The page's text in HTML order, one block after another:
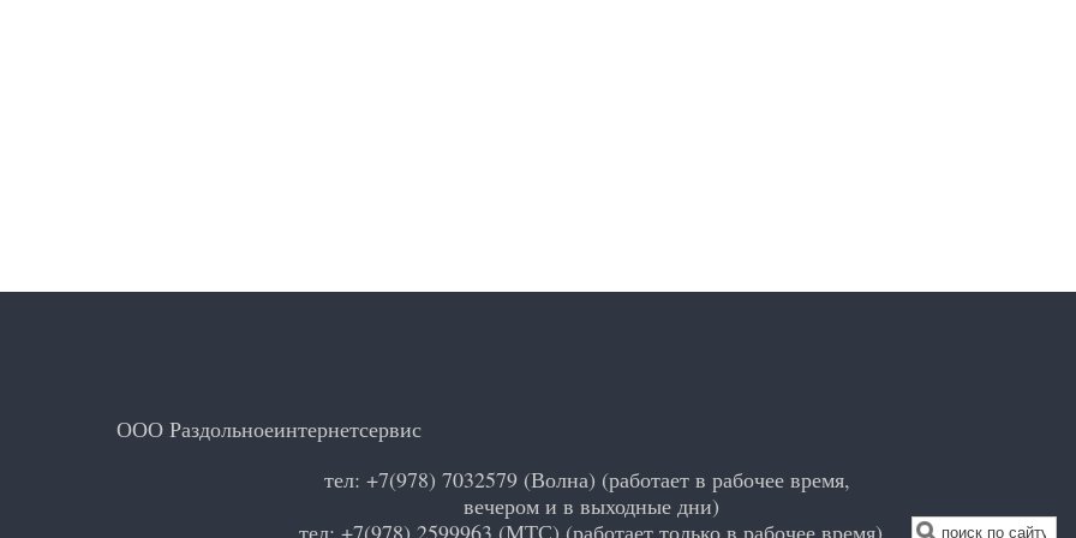
ООО Раздольноеинтернетсервис
тел: +7(978) 7032579 (Волна) (работает в рабочее время,
вечером и в выходные дни)
тел: +7(978) 2599963 (МТС) (работает только в рабочее время)